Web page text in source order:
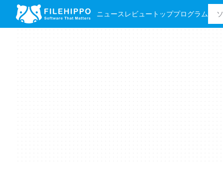
ニュース レビュー トッププログラム